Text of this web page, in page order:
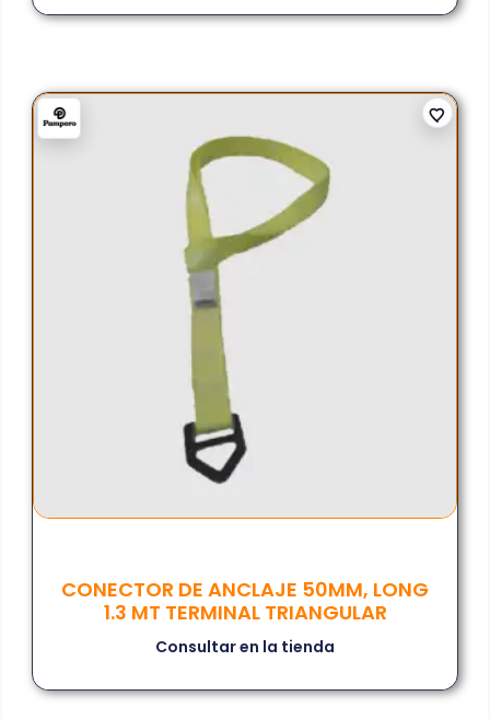
CONECTOR DE ANCLAJE 50MM, LONG
1.3 MT TERMINAL TRIANGULAR
Consultar en la tienda